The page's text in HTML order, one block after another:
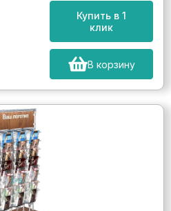
Купить в 1
клик
В корзину